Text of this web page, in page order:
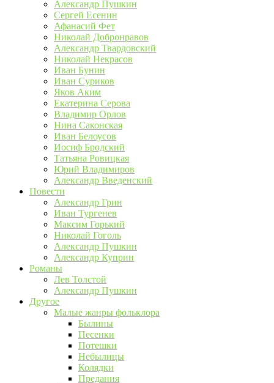
Александр Пушкин
Сергей Есенин
Афанасий Фет
Николай Добронравов
Александр Твардовский
Николай Некрасов
Иван Бунин
Иван Суриков
Яков Аким
Екатерина Серова
Владимир Орлов
Нина Саконская
Иван Белоусов
Иосиф Бродский
Татьяна Ровицкая
Юрий Владимиров
Александр Введенский
Повести
Александр Грин
Иван Тургенев
Максим Горький
Николай Гоголь
Александр Пушкин
Александр Куприн
Романы
Лев Толстой
Александр Пушкин
Другое
Малые жанры фольклора
Былины
Песенки
Потешки
Небылицы
Колядки
Предания